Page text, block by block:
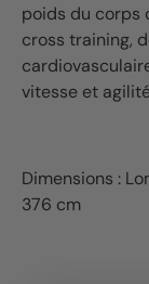
poids du corps
cross training,
vitesse et
Dimensions :
376 cm